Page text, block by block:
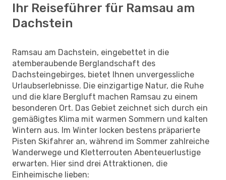
Ihr Reiseführer für Ramsau am
Dachstein
Ramsau am Dachstein, eingebettet in die
atemberaubende Berglandschaft des
Dachsteingebirges, bietet Ihnen unvergessliche
Urlaubserlebnisse. Die einzigartige Natur, die Ruhe
und die klare Bergluft machen Ramsau zu einem
besonderen Ort. Das Gebiet zeichnet sich durch ein
gemäßigtes Klima mit warmen Sommern und kalten
Wintern aus. Im Winter locken bestens präparierte
Pisten Skifahrer an, während im Sommer zahlreiche
Wanderwege und Kletterrouten Abenteuerlustige
erwarten. Hier sind drei Attraktionen, die
Einheimische lieben: